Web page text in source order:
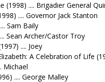
(1998) .... Brigadier General
.... Governor Jack Stanton
Sam Baily
Sean Archer/Castor Troy
.... Joey
A Celebration of Life
Michael
.... George Malley